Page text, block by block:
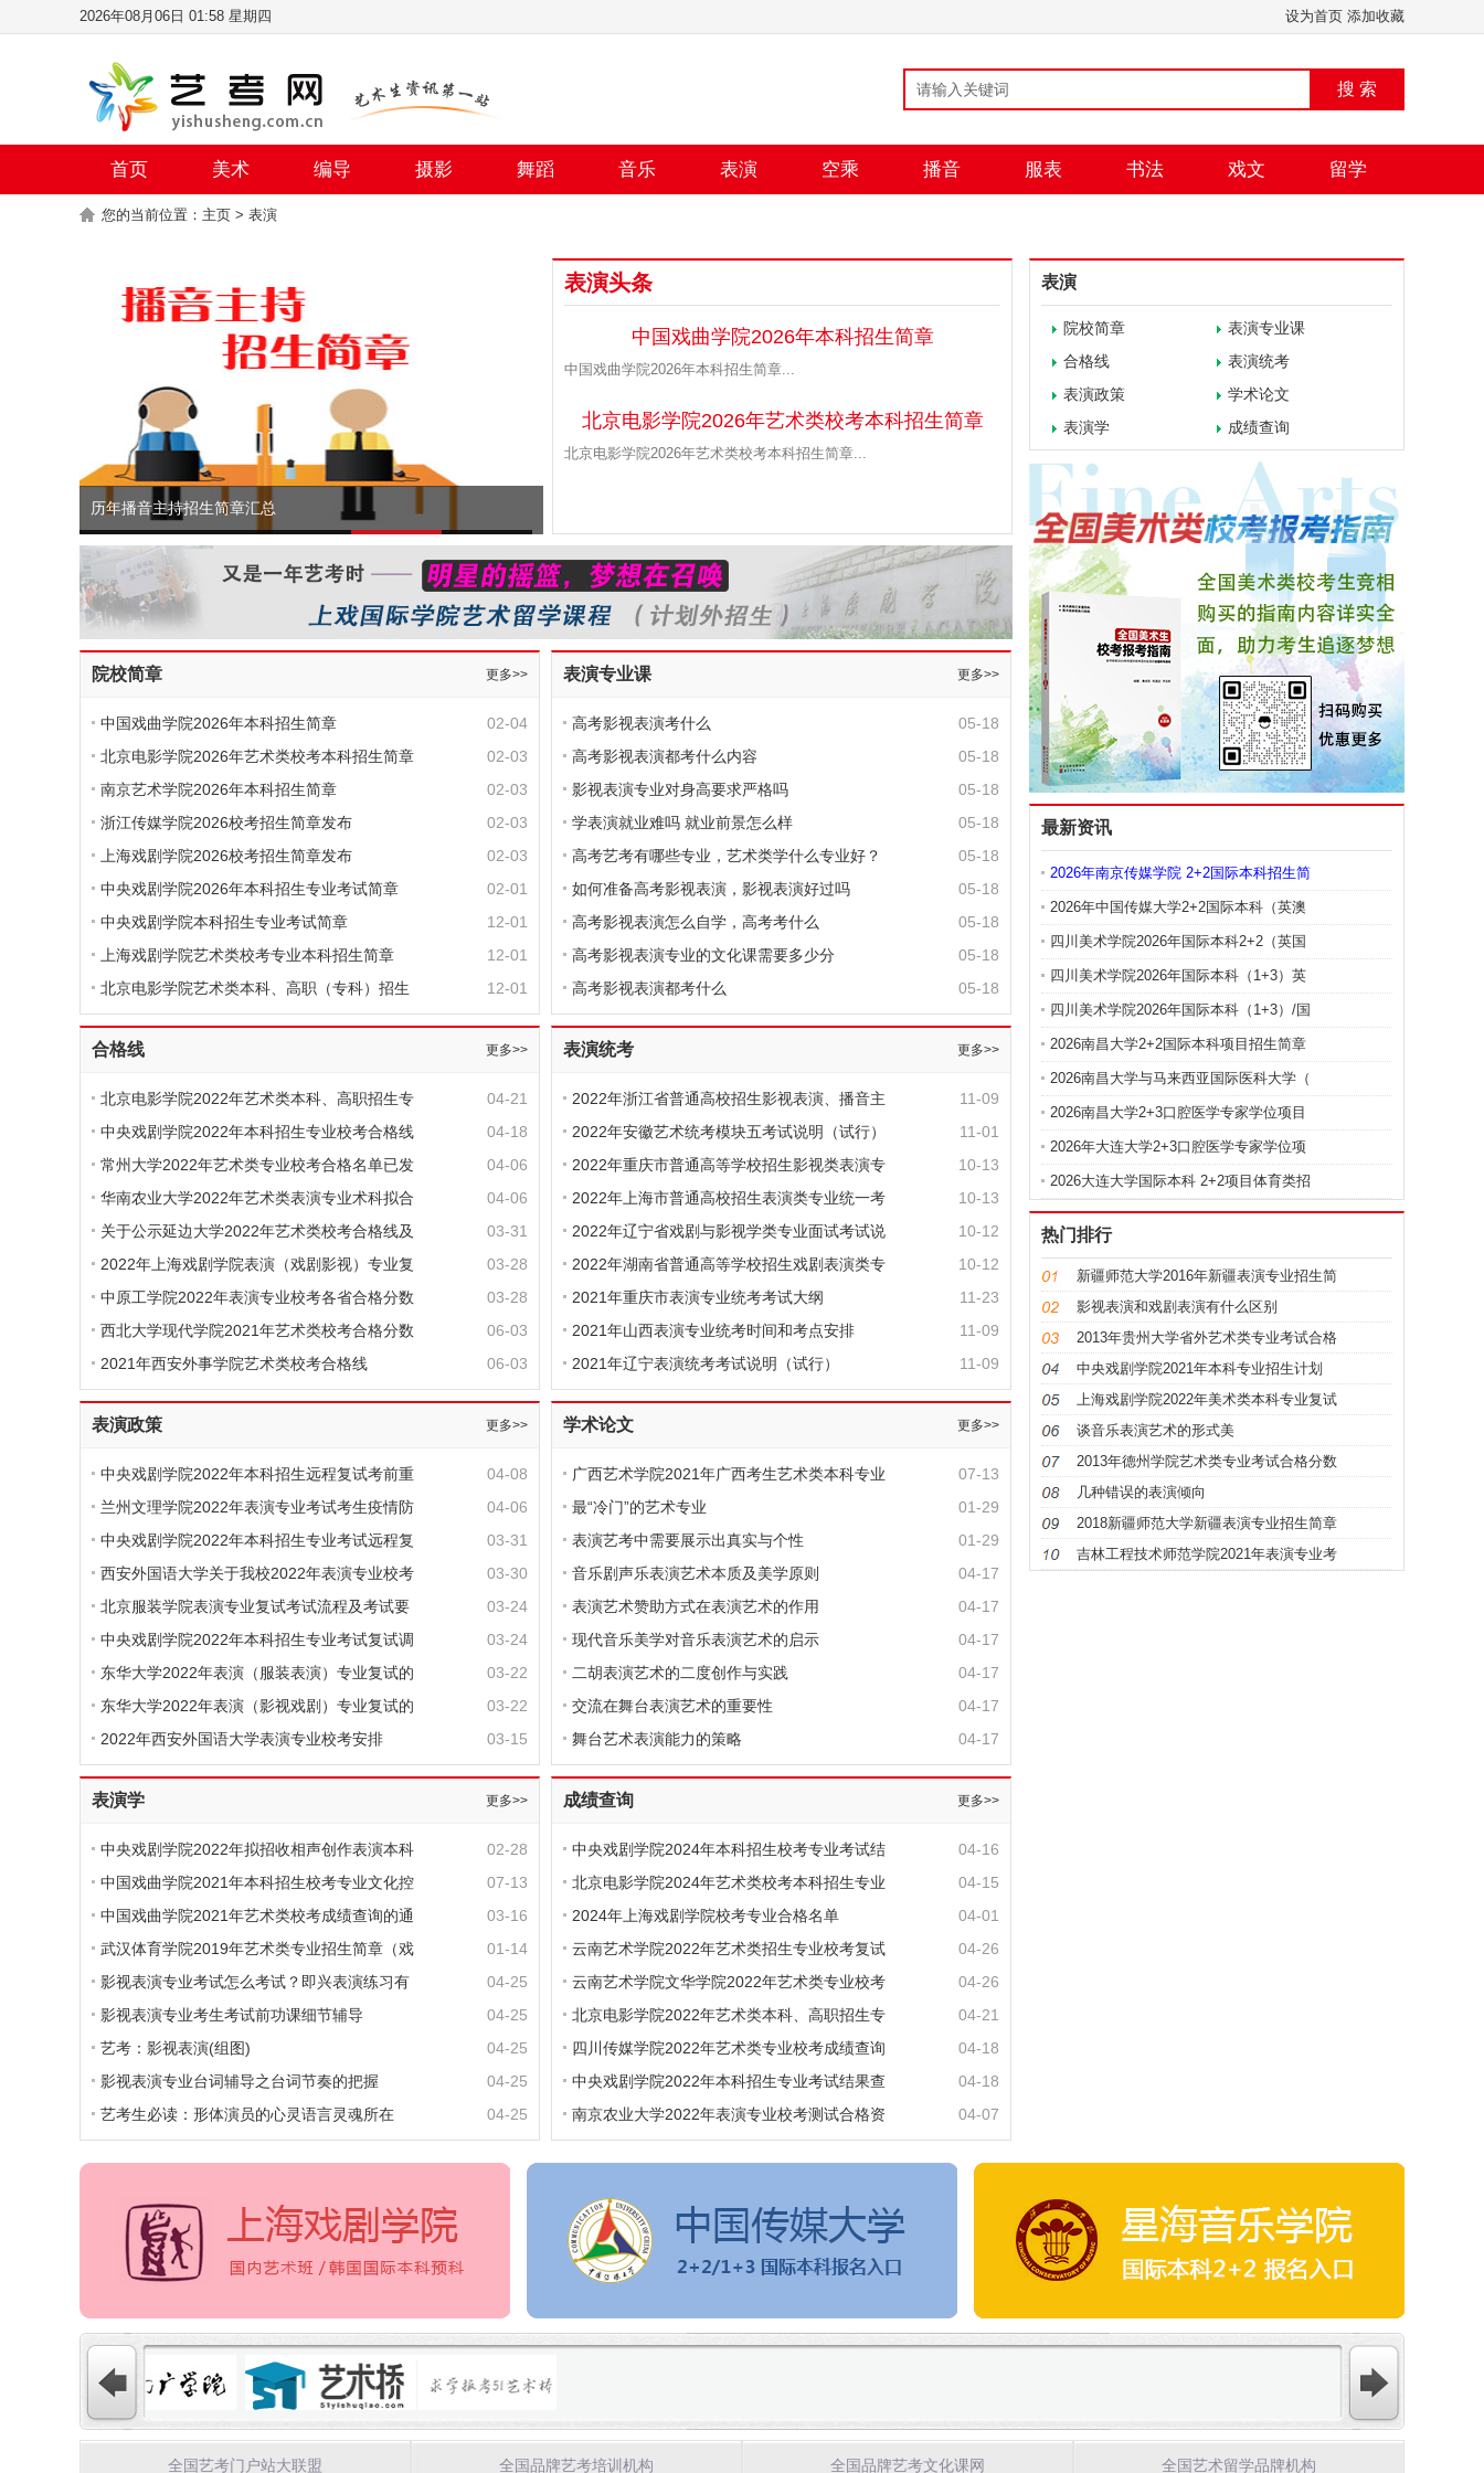
设为首页 添加收藏
2026年08月06日 01:58 星期四
搜 索
首页 美术 编导 摄影 舞蹈 音乐 表演 空乘 播音 服表 书法 戏文 留学
您的当前位置： 主页 > 表演
历年播音主持招生简章汇总
表演头条
中国戏曲学院2026年本科招生简章
中国戏曲学院2026年本科招生简章...
北京电影学院2026年艺术类校考本科招生简章
北京电影学院2026年艺术类校考本科招生简章...
更多>>
院校简章
02-04
中国戏曲学院2026年本科招生简章
02-03
北京电影学院2026年艺术类校考本科招生简章
02-03
南京艺术学院2026年本科招生简章
02-03
浙江传媒学院2026校考招生简章发布
02-03
上海戏剧学院2026校考招生简章发布
02-01
中央戏剧学院2026年本科招生专业考试简章
12-01
中央戏剧学院本科招生专业考试简章
12-01
上海戏剧学院艺术类校考专业本科招生简章
12-01
北京电影学院艺术类本科、高职（专科）招生
更多>>
表演专业课
05-18
高考影视表演考什么
05-18
高考影视表演都考什么内容
05-18
影视表演专业对身高要求严格吗
05-18
学表演就业难吗 就业前景怎么样
05-18
高考艺考有哪些专业，艺术类学什么专业好？
05-18
如何准备高考影视表演，影视表演好过吗
05-18
高考影视表演怎么自学，高考考什么
05-18
高考影视表演专业的文化课需要多少分
05-18
高考影视表演都考什么
更多>>
合格线
04-21
北京电影学院2022年艺术类本科、高职招生专
04-18
中央戏剧学院2022年本科招生专业校考合格线
04-06
常州大学2022年艺术类专业校考合格名单已发
04-06
华南农业大学2022年艺术类表演专业术科拟合
03-31
关于公示延边大学2022年艺术类校考合格线及
03-28
2022年上海戏剧学院表演（戏剧影视）专业复
03-28
中原工学院2022年表演专业校考各省合格分数
06-03
西北大学现代学院2021年艺术类校考合格分数
06-03
2021年西安外事学院艺术类校考合格线
更多>>
表演统考
11-09
2022年浙江省普通高校招生影视表演、播音主
11-01
2022年安徽艺术统考模块五考试说明（试行）
10-13
2022年重庆市普通高等学校招生影视类表演专
10-13
2022年上海市普通高校招生表演类专业统一考
10-12
2022年辽宁省戏剧与影视学类专业面试考试说
10-12
2022年湖南省普通高等学校招生戏剧表演类专
11-23
2021年重庆市表演专业统考考试大纲
11-09
2021年山西表演专业统考时间和考点安排
11-09
2021年辽宁表演统考考试说明（试行）
更多>>
表演政策
04-08
中央戏剧学院2022年本科招生远程复试考前重
04-06
兰州文理学院2022年表演专业考试考生疫情防
03-31
中央戏剧学院2022年本科招生专业考试远程复
03-30
西安外国语大学关于我校2022年表演专业校考
03-24
北京服装学院表演专业复试考试流程及考试要
03-24
中央戏剧学院2022年本科招生专业考试复试调
03-22
东华大学2022年表演（服装表演）专业复试的
03-22
东华大学2022年表演（影视戏剧）专业复试的
03-15
2022年西安外国语大学表演专业校考安排
更多>>
学术论文
07-13
广西艺术学院2021年广西考生艺术类本科专业
01-29
最“冷门”的艺术专业
01-29
表演艺考中需要展示出真实与个性
04-17
音乐剧声乐表演艺术本质及美学原则
04-17
表演艺术赞助方式在表演艺术的作用
04-17
现代音乐美学对音乐表演艺术的启示
04-17
二胡表演艺术的二度创作与实践
04-17
交流在舞台表演艺术的重要性
04-17
舞台艺术表演能力的策略
更多>>
表演学
02-28
中央戏剧学院2022年拟招收相声创作表演本科
07-13
中国戏曲学院2021年本科招生校考专业文化控
03-16
中国戏曲学院2021年艺术类校考成绩查询的通
01-14
武汉体育学院2019年艺术类专业招生简章（戏
04-25
影视表演专业考试怎么考试？即兴表演练习有
04-25
影视表演专业考生考试前功课细节辅导
04-25
艺考：影视表演(组图)
04-25
影视表演专业台词辅导之台词节奏的把握
04-25
艺考生必读：形体演员的心灵语言灵魂所在
更多>>
成绩查询
04-16
中央戏剧学院2024年本科招生校考专业考试结
04-15
北京电影学院2024年艺术类校考本科招生专业
04-01
2024年上海戏剧学院校考专业合格名单
04-26
云南艺术学院2022年艺术类招生专业校考复试
04-26
云南艺术学院文华学院2022年艺术类专业校考
04-21
北京电影学院2022年艺术类本科、高职招生专
04-18
四川传媒学院2022年艺术类专业校考成绩查询
04-18
中央戏剧学院2022年本科招生专业考试结果查
04-07
南京农业大学2022年表演专业校考测试合格资
表演
院校简章
表演专业课
合格线
表演统考
表演政策
学术论文
表演学
成绩查询
最新资讯
2026年南京传媒学院 2+2国际本科招生简
2026年中国传媒大学2+2国际本科（英澳
四川美术学院2026年国际本科2+2（英国
四川美术学院2026年国际本科（1+3）英
四川美术学院2026年国际本科（1+3）/国
2026南昌大学2+2国际本科项目招生简章
2026南昌大学与马来西亚国际医科大学（
2026南昌大学2+3口腔医学专家学位项目
2026年大连大学2+3口腔医学专家学位项
2026大连大学国际本科 2+2项目体育类招
热门排行
新疆师范大学2016年新疆表演专业招生简
影视表演和戏剧表演有什么区别
2013年贵州大学省外艺术类专业考试合格
中央戏剧学院2021年本科专业招生计划
上海戏剧学院2022年美术类本科专业复试
谈音乐表演艺术的形式美
2013年德州学院艺术类专业考试合格分数
几种错误的表演倾向
2018新疆师范大学新疆表演专业招生简章
吉林工程技术师范学院2021年表演专业考
全国艺考门户站大联盟 全国品牌艺考培训机构 全国品牌艺考文化课网 全国艺术留学品牌机构